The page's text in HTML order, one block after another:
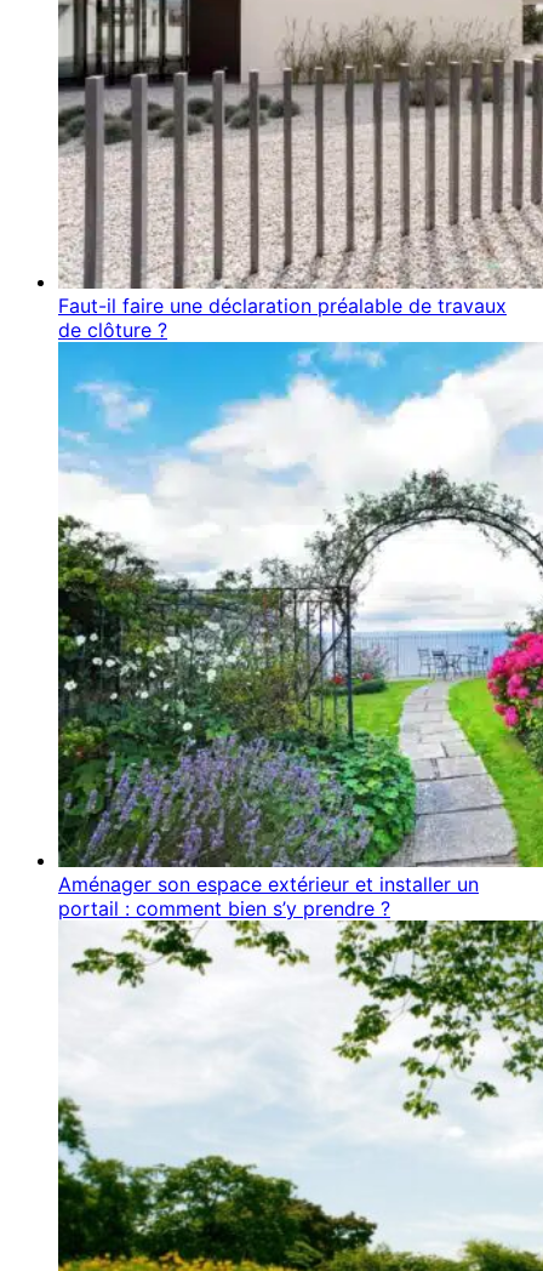
Faut-il faire une déclaration préalable de travaux
de clôture ?
Aménager son espace extérieur et installer un
portail : comment bien s’y prendre ?